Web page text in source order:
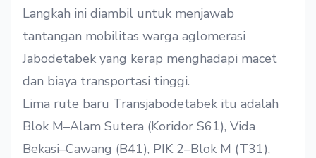
Langkah ini diambil untuk menjawab
tantangan mobilitas warga aglomerasi
Jabodetabek yang kerap menghadapi macet
dan biaya transportasi tinggi.
Lima rute baru Transjabodetabek itu adalah
Blok M–Alam Sutera (Koridor S61), Vida
Bekasi–Cawang (B41), PIK 2–Blok M (T31),